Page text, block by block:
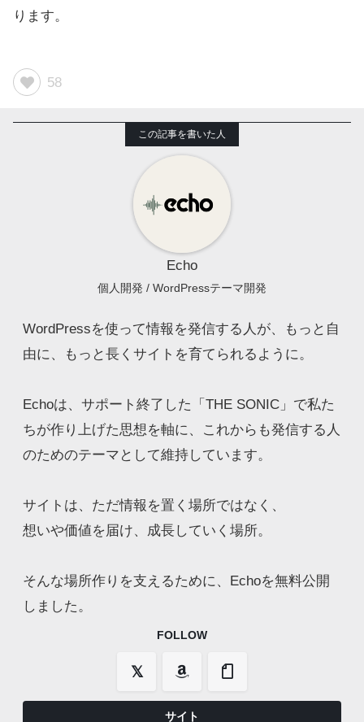
ります。
58
Echo
個人開発 / WordPressテーマ開発
WordPressを使って情報を発信する人が、もっと自
由に、もっと長くサイトを育てられるように。
Echoは、サポート終了した「THE SONIC」で私た
ちが作り上げた思想を軸に、これからも発信する人
のためのテーマとして維持しています。
サイトは、ただ情報を置く場所ではなく、
想いや価値を届け、成長していく場所。
そんな場所作りを支えるために、Echoを無料公開
しました。
FOLLOW